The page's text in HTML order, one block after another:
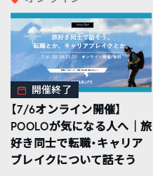
開催終了
【7/6オンライン開催】
POOLOが気になる人へ｜旅
好き同士で転職・キャリア
ブレイクについて話そう